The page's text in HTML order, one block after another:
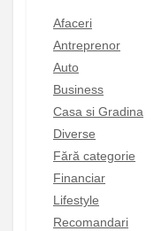
Afaceri
Antreprenor
Auto
Business
Casa si Gradina
Diverse
Fără categorie
Financiar
Lifestyle
Recomandari